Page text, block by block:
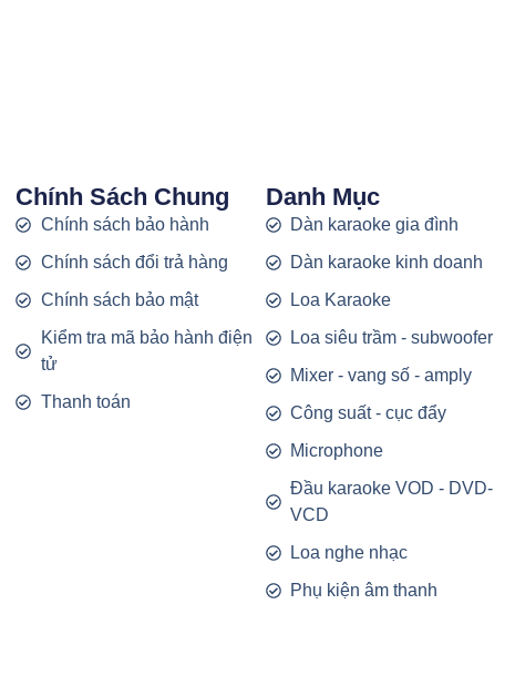
Chính Sách Chung
Chính sách bảo hành
Chính sách đổi trả hàng
Chính sách bảo mật
Kiểm tra mã bảo hành điện
tử
Thanh toán
Danh Mục
Dàn karaoke gia đình
Dàn karaoke kinh doanh
Loa Karaoke
Loa siêu trầm - subwoofer
Mixer - vang số - amply
Công suất - cục đẩy
Microphone
Đầu karaoke VOD - DVD-
VCD
Loa nghe nhạc
Phụ kiện âm thanh